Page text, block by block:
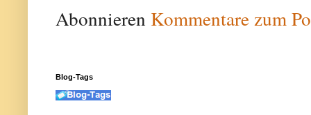
Abonnieren Kommentare zum
Blog-Tags